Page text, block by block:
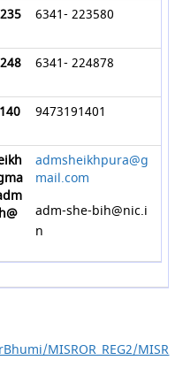
6341- 223580
6341- 224878
9473191401
admsheikhpura@g
mail.com
adm-she-bih@nic.i
n
MISROR_REG2/MISR